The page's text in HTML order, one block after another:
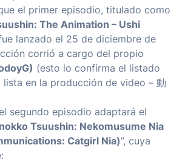
el primer episodio, titulado como
The Animation – Ushi
lanzado el 25 de diciembre de
corrió a cargo del propio
(esto lo confirma el listado
lista en la producción de video – 動
segundo episodio adaptará el
Tsuushin: Nekomusume Nia
Catgirl Nia)”, cuya